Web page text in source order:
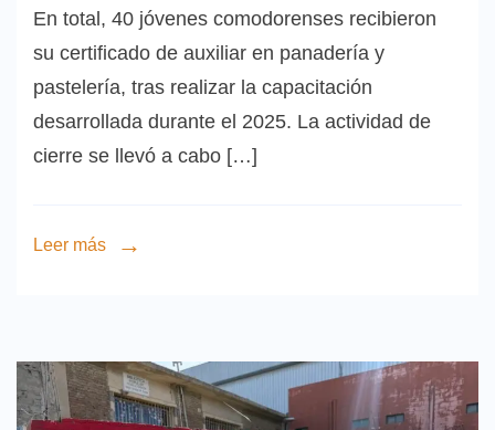
En total, 40 jóvenes comodorenses recibieron
su certificado de auxiliar en panadería y
pastelería, tras realizar la capacitación
desarrollada durante el 2025. La actividad de
cierre se llevó a cabo […]
Leer más